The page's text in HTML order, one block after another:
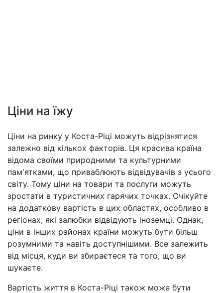
Ціни на їжу
Ціни на ринку у Коста-Ріці можуть відрізнятися
залежно від кількох факторів. Ця красива країна
відома своїми природними та культурними
пам'ятками, що приваблюють відвідувачів з усього
світу. Тому ціни на товари та послуги можуть
зростати в туристичних гарячих точках. Очікуйте
на додаткову вартість в цих областях, особливо в
регіонах, які залюбки відвідують іноземці. Однак,
ціни в інших районах країни можуть бути більш
розумними та навіть доступнішими. Все залежить
від місця, куди ви збираєтеся та того, що ви
шукаєте.
Вартість життя в Коста-Ріці також може бути